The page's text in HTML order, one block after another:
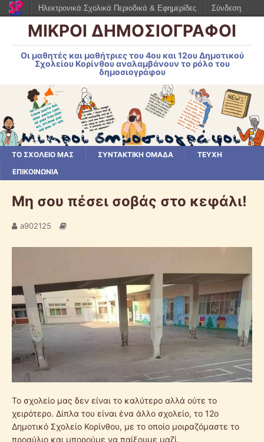
ΜΙΚΡΟΙ ΔΗΜΟΣΙΟΓΡΑΦΟΙ
Οι μαθητές και μαθήτριες του 4ου και 12ου Δημοτικού
Σχολείου Κορίνθου αναλαμβάνουν το ρόλο του
δημοσιογράφου
ΤΟ ΣΧΟΛΕΙΟ ΜΑΣ ΣΥΝΤΑΚΤΙΚΗ ΟΜΑΔΑ
ΤΕΥΧΗ
ΕΠΙΚΟΙΝΩΝΙΑ
Μη σου πέσει σοβάς στο κεφάλι!
a902125
Το σχολείο μας δεν είναι το καλύτερο αλλά ούτε το
χειρότερο. Δίπλα του είναι ένα άλλο σχολείο, το 12ο
Δημοτικό Σχολείο Κορίνθου, με το οποίο μοιραζόμαστε το
προαύλιο και μπορούμε να παίξουμε μαζί.
Ηλεκτρονικά Σχολικά Περιοδικά & Εφημερίδες Σύνδεση